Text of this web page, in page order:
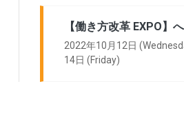
【働き方改革 EXPO】
2022年10月12日
14日 (Friday)